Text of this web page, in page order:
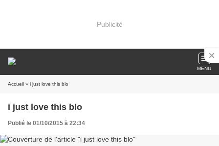
Publicité
MENU
Accueil » i just love this blo
i just love this blo
Publié le 01/10/2015 à 22:34